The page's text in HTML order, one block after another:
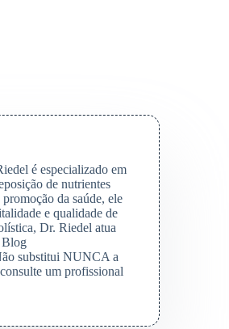
é especializado em
de nutrientes
da saúde, ele
e qualidade de
Dr. Riedel atua
Blog
substitui NUNCA a
um profissional